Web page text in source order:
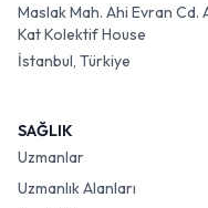
Maslak Mah. Ahi Evran Cd.
Kat Kolektif House
İstanbul, Türkiye
SAĞLIK
Uzmanlar
Uzmanlık Alanları